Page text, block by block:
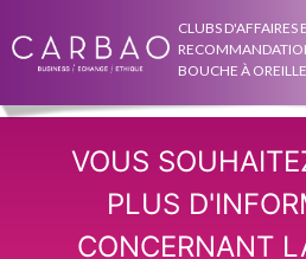
CLUBS D'AFFAIRES
BOUCHE À OREILLE
VOUS
PLUS
CONCERNANT